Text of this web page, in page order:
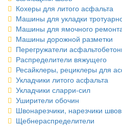
Кохеры для литого асфальта
Машины для укладки
Машины для ямочного
Машины дорожной разметки
Перегружатели
Распределители вяжущего
Ресайклеры, рециклеры для
Укладчики литого асфальта
Укладчики сларри-сил
Уширители обочин
Швонарезчики, нарезчики швов
Щебнераспределители